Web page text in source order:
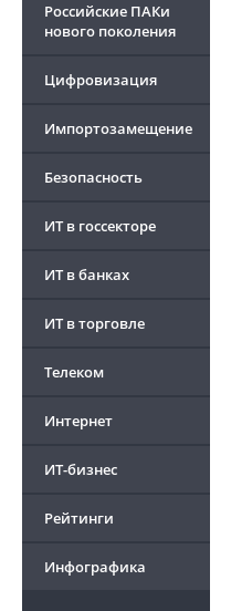
Российские ПАКи
нового поколения
Цифровизация
Импортозамещение
Безопасность
ИТ в госсекторе
ИТ в банках
ИТ в торговле
Телеком
Интернет
ИТ-бизнес
Рейтинги
Инфографика